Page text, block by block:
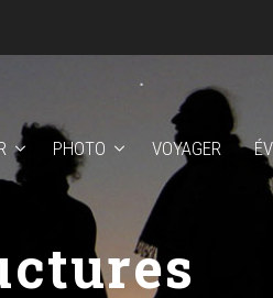
PHOTO VOYAGER